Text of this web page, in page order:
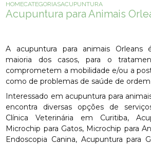
HOMECATEGORIASACUPUNTURA PARA ANIMAIS
Acupuntura para Animais
A acupuntura para animais Orleans
maioria dos casos, para o
comprometem a mobilidade e/ou a
como de problemas de saúde de
Interessado em acupuntura para
encontra diversas opções de
Clínica Veterinária em Curitiba,
Microchip para Gatos, Microchip para
Endoscopia Canina, Acupuntura para